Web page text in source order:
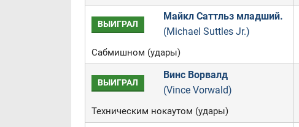
ВЫИГРАЛ
Майкл Саттльз младший.
(Michael Suttles Jr.)
Сабмишном (удары)
ВЫИГРАЛ
Винс Ворвалд
(Vince Vorwald)
Техническим нокаутом (удары)